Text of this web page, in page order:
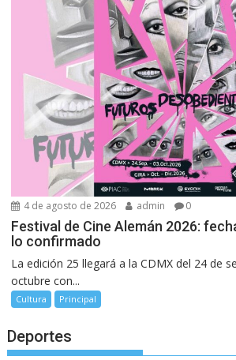
4 de agosto de 2026 admin 0
Festival de Cine Alemán 2026:
lo confirmado
La edición 25 llegará a la CDMX del 24 de
octubre con...
Cultura Principal
Deportes